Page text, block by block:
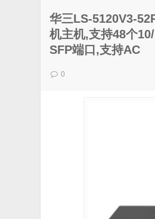
华三LS-5120V3-
机主机,支持48个
SFP端口,支持AC
0